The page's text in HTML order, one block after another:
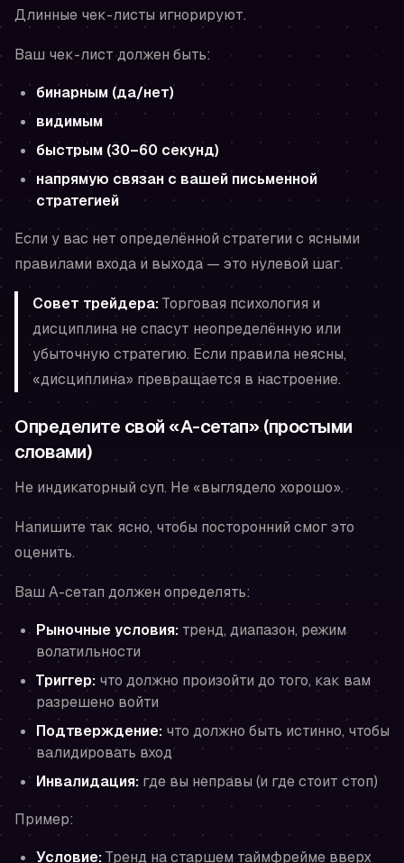
Длинные чек-листы игнорируют.
Ваш чек-лист должен быть:
бинарным (да/нет)
видимым
быстрым (30–60 секунд)
напрямую связан с вашей письменной
стратегией
Если у вас нет определённой стратегии с ясными
правилами входа и выхода — это нулевой шаг.
Совет трейдера:Торговая психология и
дисциплина не спасут неопределённую или
убыточную стратегию. Если правила неясны,
«дисциплина» превращается в настроение.
Определите свой «A-сетап» (простыми
словами)
Не индикаторный суп. Не «выглядело хорошо».
Напишите так ясно, чтобы посторонний смог это
оценить.
Ваш A-сетап должен определять:
Рыночные условия: тренд, диапазон, режим
волатильности
Триггер: что должно произойти до того, как вам
разрешено войти
Подтверждение: что должно быть истинно, чтобы
валидировать вход
Инвалидация: где вы неправы (и где стоит стоп)
Пример:
Условие:Тренд на старшем таймфрейме вверх